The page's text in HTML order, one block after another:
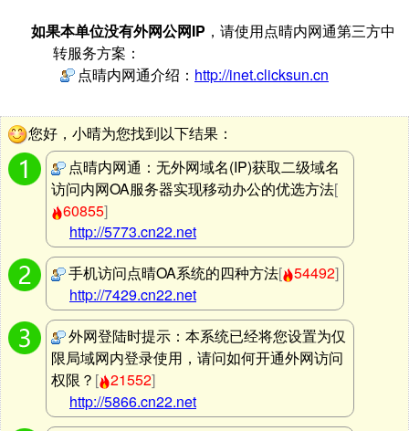
如果本单位没有外网公网IP ，请使用点晴内网通第三方中
转服务方案：
点晴内网通介绍： http://inet.clicksun.cn
您好，小晴为您找到以下结果：
点晴内网通：无外网域名(IP)获取二级域名
访问内网OA服务器实现移动办公的优选方法[
60855]
http://5773.cn22.net
手机访问点晴OA系统的四种方法[ 54492]
http://7429.cn22.net
外网登陆时提示：本系统已经将您设置为仅
限局域网内登录使用，请问如何开通外网访问
权限？ [ 21552]
http://5866.cn22.net